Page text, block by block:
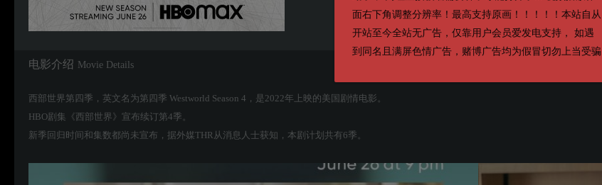
面右下角调整分辨率！最高支持原画！！！！！本站自从
开站至今全站无广告，仅靠用户会员爱发电支持， 如遇
到同名且满屏色情广告，赌博广告均为假冒切勿上当受骗
电影介绍 Movie Details
西部世界第四季，英文名为第四季 Westworld Season 4，是2022年上映的美国剧情电影。
HBO剧集《西部世界》宣布续订第4季。
新季回归时间和集数都尚未宣布，据外媒THR从消息人士获知，本剧计划共有6季。